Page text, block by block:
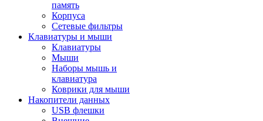
память
Корпуса
Сетевые фильтры
Клавиатуры и мыши
Клавиатуры
Мыши
Наборы мышь и
клавиатура
Коврики для мыши
Накопители данных
USB флешки